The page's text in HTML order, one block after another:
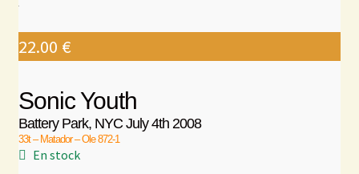
Politique de confidentialité
Contact
22.00 €
Sonic Youth
Battery Park, NYC July 4th 2008
33t – Matador – Ole 872-1
En stock